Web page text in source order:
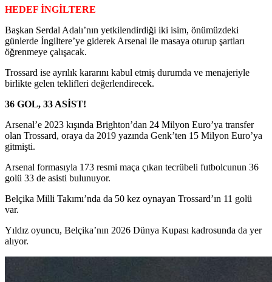
HEDEF İNGİLTERE
Başkan Serdal Adalı’nın yetkilendirdiği iki isim, önümüzdeki
günlerde İngiltere’ye giderek Arsenal ile masaya oturup şartları
öğrenmeye çalışacak.
Trossard ise ayrılık kararını kabul etmiş durumda ve menajeriyle
birlikte gelen teklifleri değerlendirecek.
36 GOL, 33 ASİST!
Arsenal’e 2023 kışında Brighton’dan 24 Milyon Euro’ya transfer
olan Trossard, oraya da 2019 yazında Genk’ten 15 Milyon Euro’ya
gitmişti.
Arsenal formasıyla 173 resmi maça çıkan tecrübeli futbolcunun 36
golü 33 de asisti bulunuyor.
Belçika Milli Takımı’nda da 50 kez oynayan Trossard’ın 11 golü
var.
Yıldız oyuncu, Belçika’nın 2026 Dünya Kupası kadrosunda da yer
alıyor.